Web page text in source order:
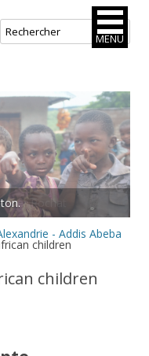
- Addis Abeba
children
children
MENU